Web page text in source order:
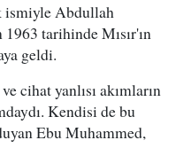
ismiyle Abdullah
tarihinde Mısır'ın
geldi.
cihat yanlısı akımların
Kendisi de bu
Ebu Muhammed,